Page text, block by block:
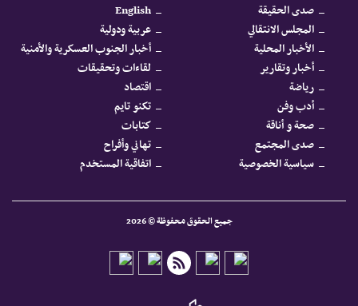
صدى الحقيقة
English
المجلس الانتقالي
عربية ودولية
الأخبار المحلية
أخبار الجنوب العسكرية والأمنية
أخبار وتقارير
لقاءات وتحقيقات
رياضة
اقتصاد
أدب وفن
تكنو تايم
صحة و أناقة
كتابات
صدى المجتمع
تهاني وأفراح
سياسية الخصوصية
اتفاقية المستخدم
جميع الحقوق محفوظة © 2026